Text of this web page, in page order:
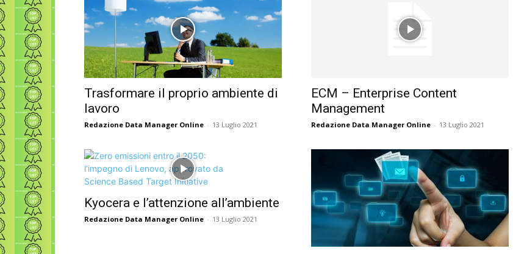
Trasformare il proprio ambiente di
lavoro
Redazione Data Manager Online - 13 Luglio 2021
ECM – Enterprise Content
Management
Redazione Data Manager Online - 13 Luglio 2021
Kyocera e l’attenzione all’ambiente
Redazione Data Manager Online - 13 Luglio 2021